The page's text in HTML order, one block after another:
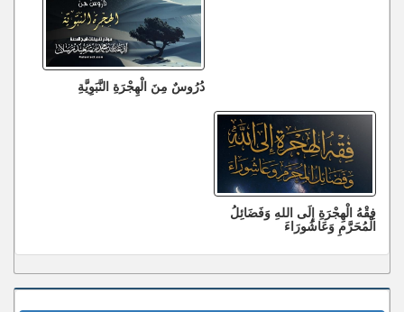
دُرُوسٌ مِنَ الْهِجْرَةِ النَّبَوِيَّةِ
فِقْهُ الْهِجْرَةِ إِلَى اللهِ وَفَضَائِلُ
الْمُحَرَّمِ وَعَاشُورَاءَ